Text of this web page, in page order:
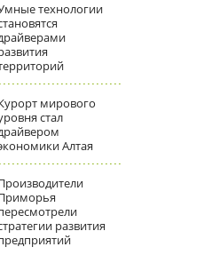
технологии
мирового
стал
Алтая
развития